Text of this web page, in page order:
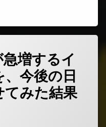
増するイ
今後の日
てみた結果